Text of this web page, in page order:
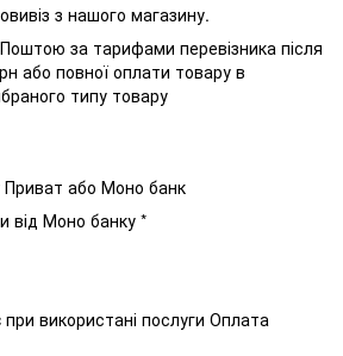
з нашого магазину.
за тарифами перевізника після
або повної оплати товару в
типу товару
Приват або Моно банк
від Моно банку *
при використані послуги Оплата